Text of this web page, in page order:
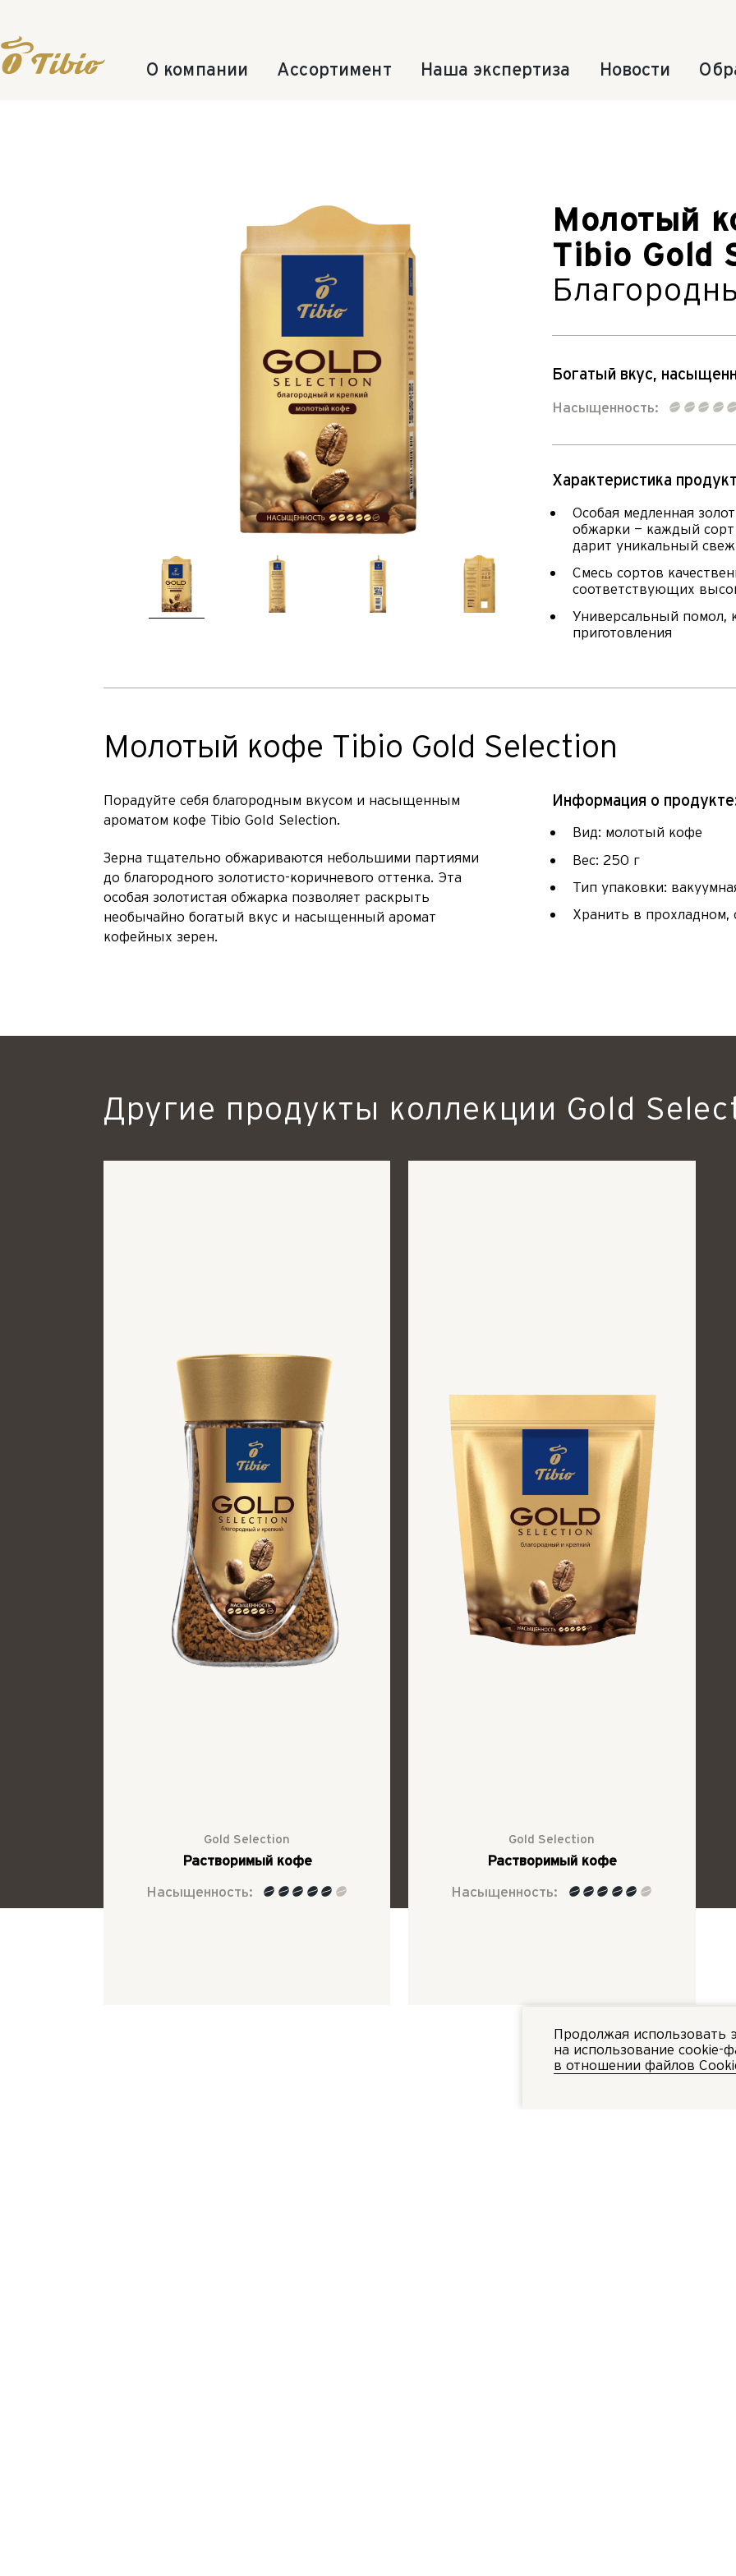
О компании Ассортимент Наша экспертиза Новости
Молотый
Tibio Gold
Богатый вкус,
Насыщенность:
Характеристика
Особая медленная
обжарки — каждый сорт
дарит уникальный
Смесь сортов
соответствующих
Универсальный помол,
приготовления
Молотый кофе Tibio Gold Selection
Порадуйте себя благородным вкусом и насыщенным
ароматом кофе Tibio Gold Selection.
Зерна тщательно обжариваются небольшими партиями
до благородного золотисто-коричневого оттенка. Эта
особая золотистая обжарка позволяет раскрыть
необычайно богатый вкус и насыщенный аромат
кофейных зерен.
Информация о
Вид: молотый кофе
Вес: 250 г
Тип упаковки:
Хранить в прохладном,
Другие продукты коллекции Gold
Gold Selection
Растворимый кофе
Насыщенность:
Gold Selection
Растворимый кофе
Насыщенность:
Продолжая использовать
на использование cookie-
в отношении файлов